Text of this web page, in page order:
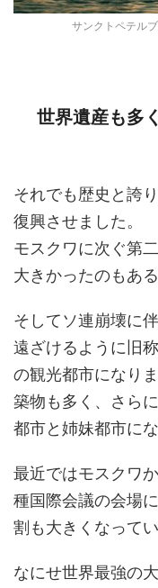
サンクトペテル
世界遺産も多
それでも歴史と誇
復興させました。
モスクワに次ぐ第
大きかったのもあ
そしてソ連崩壊に
遠ざけるように旧
の観光都市になり
築物も多く、さら
都市と姉妹都市に
最近ではモスクワ
種国際会議の会場
割も大きくなって
なにせ世界最強の